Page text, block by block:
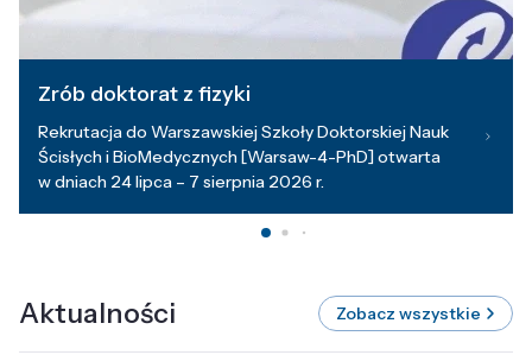
Zrób doktorat z fizyki
Rekrutacja do Warszawskiej Szkoły Doktorskiej Nauk
Ścisłych i BioMedycznych [Warsaw-4-PhD] otwarta
w dniach 24 lipca – 7 sierpnia 2026 r.
Aktualności Zobacz wszystkie